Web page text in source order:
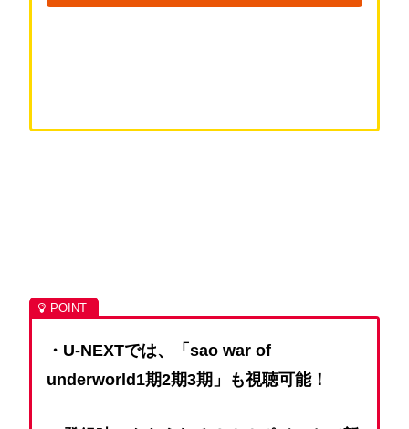
・U-NEXTでは、「sao war of
underworld1期2期3期」も視聴可能！